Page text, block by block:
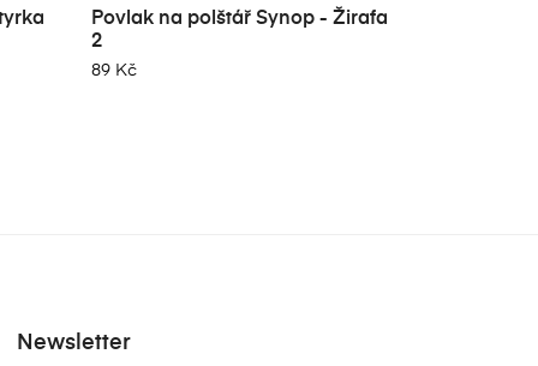
Povlak na polštář Synop - Žirafa
2
89 Kč
Newsletter